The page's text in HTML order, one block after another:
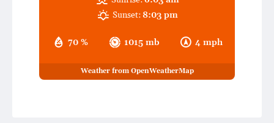
70 % 1015 mb 4 mph
Sunset:8:03 pm
Weather from OpenWeatherMap